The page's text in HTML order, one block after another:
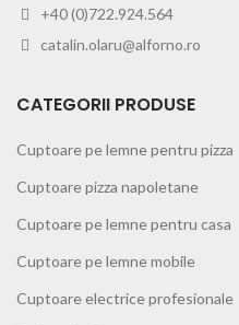
+40 (0)722.924.564
catalin.olaru@alforno.ro
CATEGORII PRODUSE
Cuptoare pe lemne pentru pizza
Cuptoare pizza napoletane
Cuptoare pe lemne pentru casa
Cuptoare pe lemne mobile
Cuptoare electrice profesionale